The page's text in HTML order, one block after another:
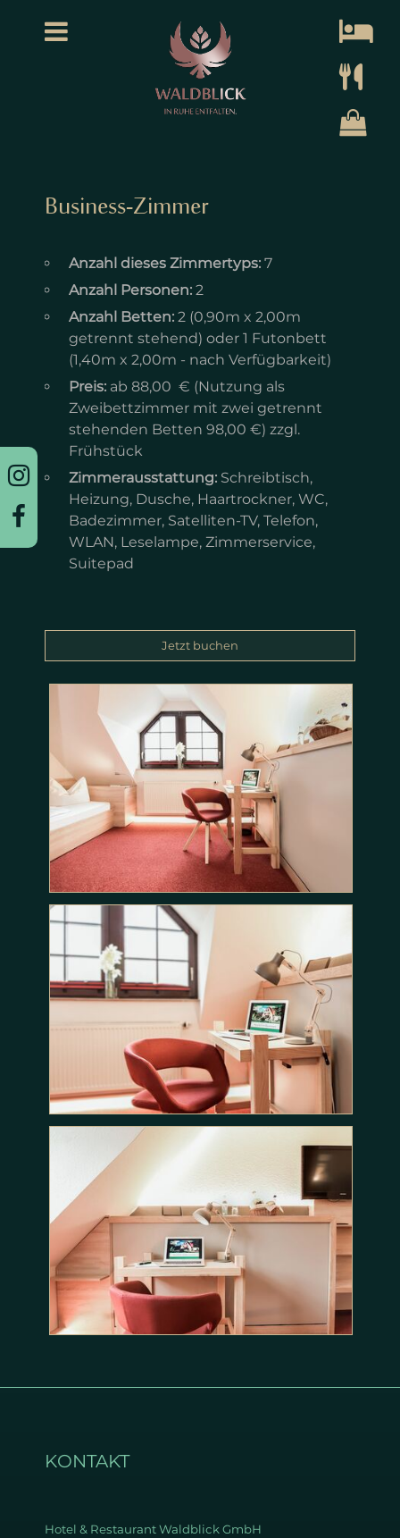
Business-Zimmer
Anzahl dieses Zimmertyps: 7
Anzahl Personen: 2
Anzahl Betten: 2 (0,90m x 2,00m
getrennt stehend) oder 1 Futonbett
(1,40m x 2,00m - nach Verfügbarkeit)
Preis: ab 88,00 € (Nutzung als
Zweibettzimmer mit zwei getrennt
stehenden Betten 98,00 €) zzgl.
Frühstück
Zimmerausstattung: Schreibtisch,
Heizung, Dusche, Haartrockner, WC,
Badezimmer, Satelliten-TV, Telefon,
WLAN, Leselampe, Zimmerservice,
Suitepad
Jetzt buchen
KONTAKT
Hotel & RestaurantWaldblick GmbH
Restaurant
Tagungen & Seminare
Tagen in mitten herrlicher Natur
• Ausblick 2 (50 m²)
• Einblick (50 m²)
Tagung anfragen
Feiern & Events
Hochzeiten
Aktiv
Karriere
Koch
Mitarbeiter Housekeeping
Bewerbungsformular
Über Uns